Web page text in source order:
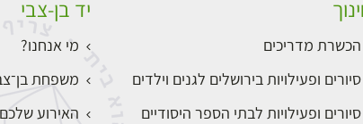
הכשרת מדריכים
סיורים ופעילויות בירושלים לגנים וילדים
סיורים ופעילויות לבתי הספר היסודיים
יד בן-צבי
מי אנחנו?
משפחת
האירוע